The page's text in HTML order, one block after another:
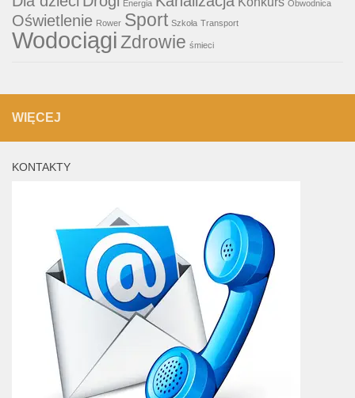
Energia Obwodnica
Oświetlenie Rower Sport Szkoła Transport
WodociągiZdrowie śmieci
WIĘCEJ
KONTAKTY